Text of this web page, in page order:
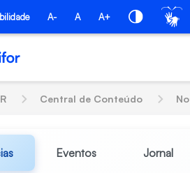
principal
A- A A+
Central de Conteúdo
Eventos Jornal